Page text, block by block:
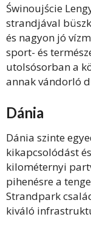
Świnoujście
strandjával
és nagyon jó
sport- és
utolsósorban a
annak vándorló
Dánia
Dánia szinte
kikapcsolódást
kilométernyi
pihenésre a
Strandpark
kiváló